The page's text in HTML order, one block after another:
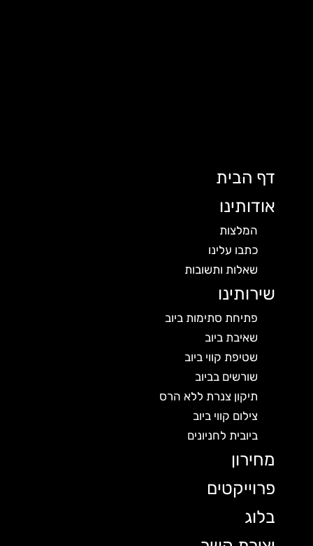
דף הבית
אודותינו
המלצות
כתבו עלינו
שאלות ותשובות
שירותינו
פתיחת סתימות ביוב
שאיבת ביוב
שטיפת קווי ביוב
שורשים בביוב
תיקון צנרת ללא הרס
צילום קווי ביוב
ביובית לחניונים
מחירון
פרוייקטים
בלוג